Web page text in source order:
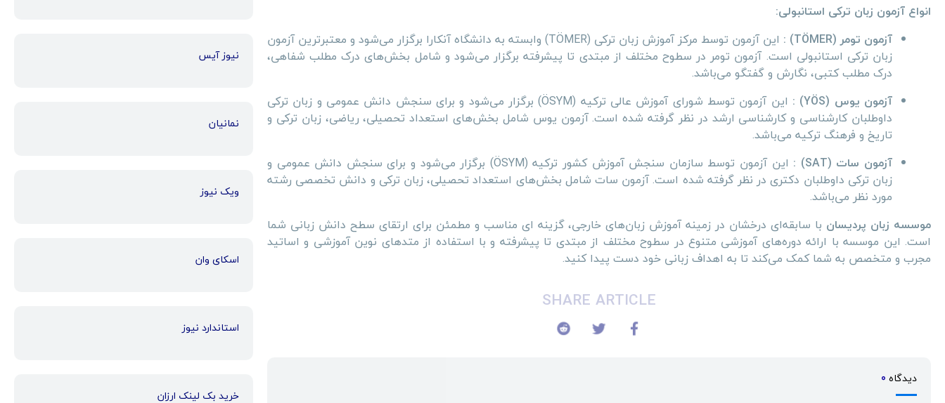
انواع آزمون زبان ترکی استانبولی:
آزمون تومر (TÖMER) :
این آزمون توسط مرکز آموزش زبان ترکی (TÖMER) وابسته به دانشگاه آنکارا برگزار می‌شود و معتبرترین آزمون
زبان ترکی استانبولی است. آزمون تومر در سطوح مختلف از مبتدی تا پیشرفته برگزار می‌شود و شامل بخش‌های درک مطلب شفاهی،
درک مطلب کتبی، نگارش و گفتگو می‌باشد.
آزمون یوس (YÖS) :
این آزمون توسط شورای آموزش عالی ترکیه (ÖSYM)
برگزار می‌شود و برای سنجش دانش عمومی و زبان ترکی
داوطلبان کارشناسی و کارشناسی ارشد در نظر گرفته شده است. آزمون یوس شامل بخش‌های استعداد تحصیلی، ریاضی، زبان ترکی و
تاریخ و فرهنگ ترکیه می‌باشد.
آزمون سات (SAT) :
این آزمون توسط سازمان سنجش آموزش کشور ترکیه (ÖSYM) برگزار می‌شود و برای سنجش دانش عمومی و
زبان ترکی داوطلبان دکتری در نظر گرفته شده است. آزمون سات شامل بخش‌های استعداد تحصیلی، زبان ترکی و دانش تخصصی رشته
مورد نظر می‌باشد.
موسسه زبان پردیسان با سابقه‌ای درخشان در زمینه آموزش زبان‌های خارجی، گزینه ای مناسب و مطمئن برای ارتقای سطح دانش زبانی شما
است. این موسسه با ارائه دوره‌های آموزشی متنوع در سطوح مختلف از مبتدی تا پیشرفته و با استفاده از متدهای نوین آموزشی و اساتید
مجرب و متخصص به شما کمک می‌کند تا به اهداف زبانی خود دست پیدا کنید.
SHARE ARTICLE
دیدگاه 0
نیوز آیس
نمانیان
ویک نیوز
اسکای وان
استاندارد نیوز
خرید بک لینک ارزان